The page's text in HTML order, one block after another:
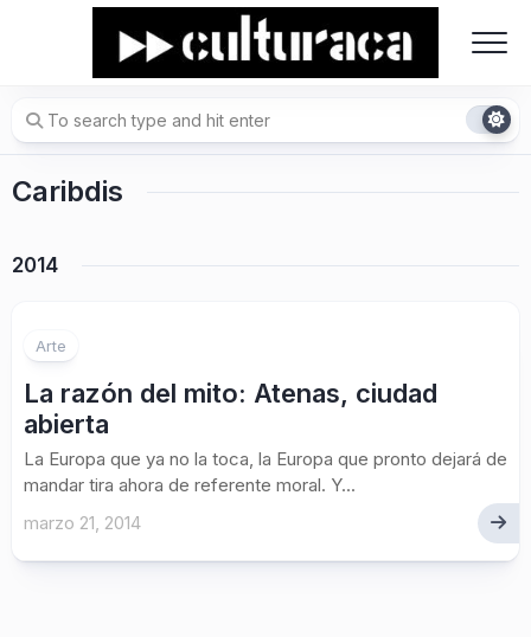
Caribdis
2014
Arte
La razón del mito: Atenas, ciudad
abierta
La Europa que ya no la toca, la Europa que pronto dejará de
mandar tira ahora de referente moral. Y...
marzo 21, 2014